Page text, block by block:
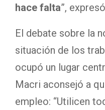
hace falta”,
El debate sobre la
situación de los
ocupó un lugar
Macri aconsejó a
empleo: “Utilicen